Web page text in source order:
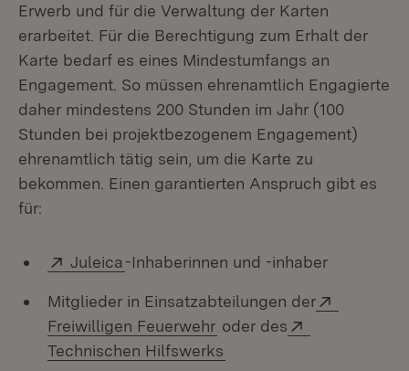
Erwerb und für die Verwaltung der Karten
erarbeitet. Für die Berechtigung zum Erhalt der
Karte bedarf es eines Mindestumfangs an
Engagement. So müssen ehrenamtlich Engagierte
daher mindestens 200 Stunden im Jahr (100
Stunden bei projektbezogenem Engagement)
ehrenamtlich tätig sein, um die Karte zu
bekommen. Einen garantierten Anspruch gibt es
für:
Extern:
Juleica(Öffnet in neuem Fenster)
-Inhaberinnen und -inhaber
Mitglieder in Einsatzabteilungen der
Freiwilligen Feuerwehr (Öffnet in neuem Fenster)
oder des
Technischen Hilfswerks